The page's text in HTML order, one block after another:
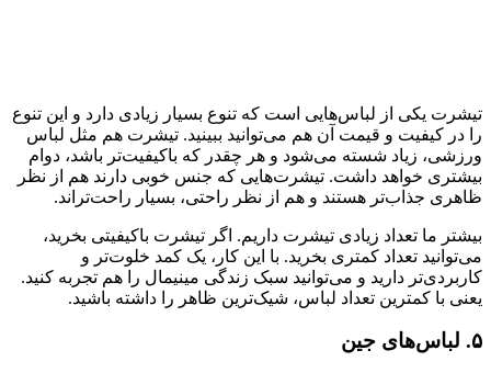
تیشرت یکی از لباس‌هایی است که تنوع بسیار زیادی دارد و این تنوع
را در کیفیت و قیمت آن هم می‌توانید ببینید. تیشرت‌ هم مثل لباس
ورزشی، زیاد شسته می‌شود و هر چقدر که باکیفیت‌تر باشد، دوام
بیشتری خواهد داشت. تیشرت‌هایی که جنس خوبی دارند هم از نظر
ظاهری جذاب‌تر هستند و هم از نظر راحتی، بسیار راحت‌تراند.
بیشتر ما تعداد زیادی تیشرت داریم. اگر تیشرت باکیفیتی بخرید،
می‌توانید تعداد کمتری بخرید. با این کار، یک کمد خلوت‌تر و
کاربردی‌تر دارید و می‌توانید سبک زندگی مینیمال را هم تجربه کنید.
یعنی با کمترین تعداد لباس، شیک‌ترین ظاهر را داشته باشید.
۵. لباس‌های جین